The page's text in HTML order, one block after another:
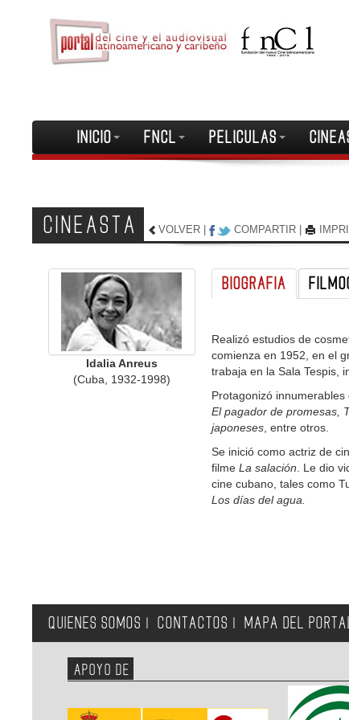
INICIO FNCL PELICULAS
CINEASTA VOLVER COMPARTIR
Idalia Anreus
(Cuba, 1932-1998)
BIOGRAFIA
Realizó estudios de
comienza en 1952, en el
trabaja en la Sala Tespis,
Protagonizó
El pagador de promesas,
japoneses , entre otros.
Se inició como actriz de
filmeLa salación . Le dio
cine cubano, tales como
Los días del agua.
QUIENES SOMOS CONTACTOS MAPA DEL PORTAL
APOYO DE